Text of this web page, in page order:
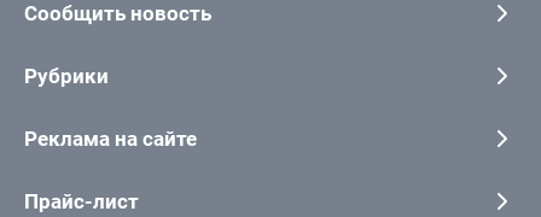
Сообщить новость
Рубрики
Реклама на сайте
Прайс-лист